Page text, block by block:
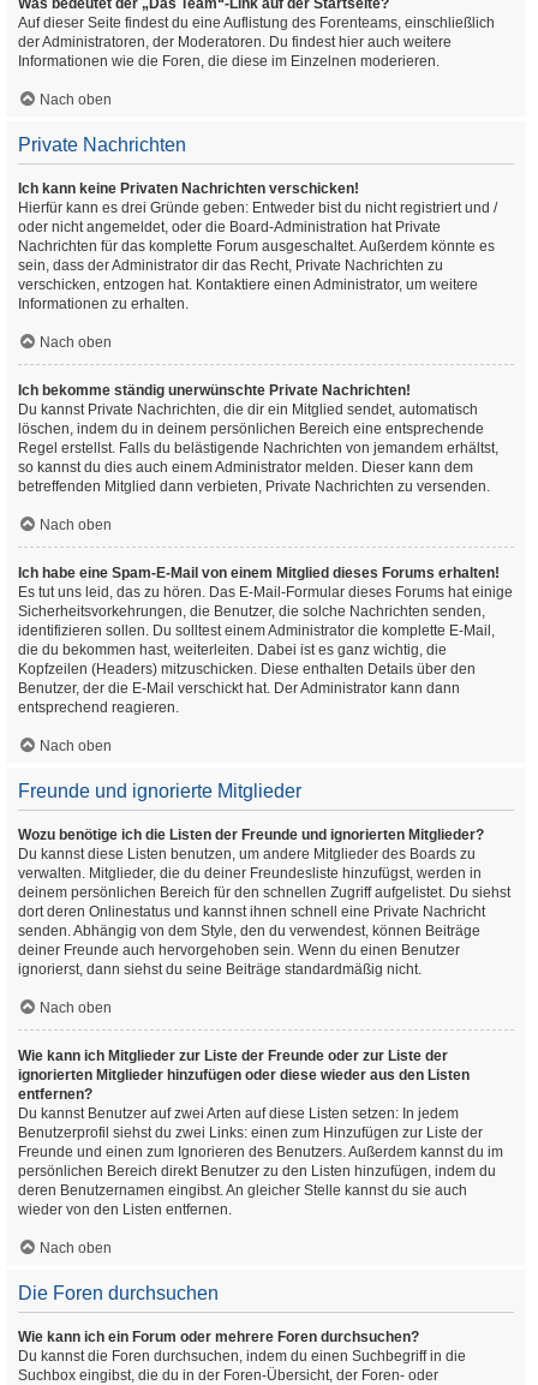
Was bedeutet der „Das Team“-Link auf der Startseite?
Auf dieser Seite findest du eine Auflistung des Forenteams, einschließlich
der Administratoren, der Moderatoren. Du findest hier auch weitere
Informationen wie die Foren, die diese im Einzelnen moderieren.
Nach oben
Private Nachrichten
Ich kann keine Privaten Nachrichten verschicken!
Hierfür kann es drei Gründe geben: Entweder bist du nicht registriert und /
oder nicht angemeldet, oder die Board-Administration hat Private
Nachrichten für das komplette Forum ausgeschaltet. Außerdem könnte es
sein, dass der Administrator dir das Recht, Private Nachrichten zu
verschicken, entzogen hat. Kontaktiere einen Administrator, um weitere
Informationen zu erhalten.
Nach oben
Ich bekomme ständig unerwünschte Private Nachrichten!
Du kannst Private Nachrichten, die dir ein Mitglied sendet, automatisch
löschen, indem du in deinem persönlichen Bereich eine entsprechende
Regel erstellst. Falls du belästigende Nachrichten von jemandem erhältst,
so kannst du dies auch einem Administrator melden. Dieser kann dem
betreffenden Mitglied dann verbieten, Private Nachrichten zu versenden.
Nach oben
Ich habe eine Spam-E-Mail von einem Mitglied dieses Forums erhalten!
Es tut uns leid, das zu hören. Das E-Mail-Formular dieses Forums hat einige
Sicherheitsvorkehrungen, die Benutzer, die solche Nachrichten senden,
identifizieren sollen. Du solltest einem Administrator die komplette E-Mail,
die du bekommen hast, weiterleiten. Dabei ist es ganz wichtig, die
Kopfzeilen (Headers) mitzuschicken. Diese enthalten Details über den
Benutzer, der die E-Mail verschickt hat. Der Administrator kann dann
entsprechend reagieren.
Nach oben
Freunde und ignorierte Mitglieder
Wozu benötige ich die Listen der Freunde und ignorierten Mitglieder?
Du kannst diese Listen benutzen, um andere Mitglieder des Boards zu
verwalten. Mitglieder, die du deiner Freundesliste hinzufügst, werden in
deinem persönlichen Bereich für den schnellen Zugriff aufgelistet. Du siehst
dort deren Onlinestatus und kannst ihnen schnell eine Private Nachricht
senden. Abhängig von dem Style, den du verwendest, können Beiträge
deiner Freunde auch hervorgehoben sein. Wenn du einen Benutzer
ignorierst, dann siehst du seine Beiträge standardmäßig nicht.
Nach oben
Wie kann ich Mitglieder zur Liste der Freunde oder zur Liste der
ignorierten Mitglieder hinzufügen oder diese wieder aus den Listen
entfernen?
Du kannst Benutzer auf zwei Arten auf diese Listen setzen: In jedem
Benutzerprofil siehst du zwei Links: einen zum Hinzufügen zur Liste der
Freunde und einen zum Ignorieren des Benutzers. Außerdem kannst du im
persönlichen Bereich direkt Benutzer zu den Listen hinzufügen, indem du
deren Benutzernamen eingibst. An gleicher Stelle kannst du sie auch
wieder von den Listen entfernen.
Nach oben
Die Foren durchsuchen
Wie kann ich ein Forum oder mehrere Foren durchsuchen?
Du kannst die Foren durchsuchen, indem du einen Suchbegriff in die
Suchbox eingibst, die du in der Foren-Übersicht, der Foren- oder